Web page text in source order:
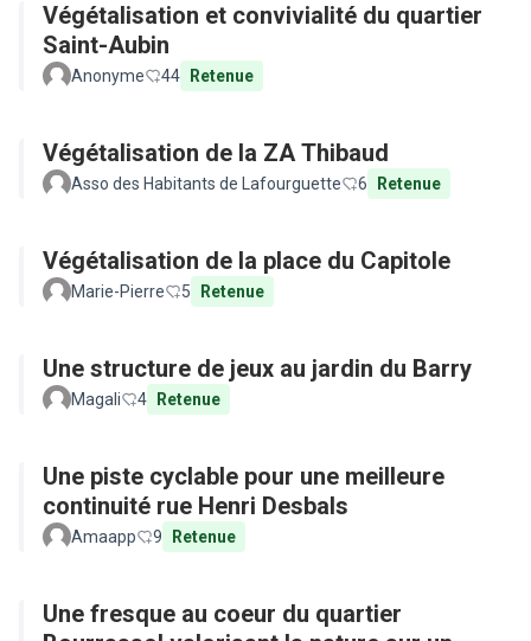
Végétalisation et convivialité du quartier
Saint-Aubin
Anonyme 44 Retenue
Végétalisation de la ZA Thibaud
Asso des Habitants de Lafourguette 6 Retenue
Végétalisation de la place du Capitole
Marie-Pierre 5 Retenue
Une structure de jeux au jardin du Barry
Magali 4 Retenue
Une piste cyclable pour une meilleure
continuité rue Henri Desbals
Amaapp 9 Retenue
Une fresque au coeur du quartier